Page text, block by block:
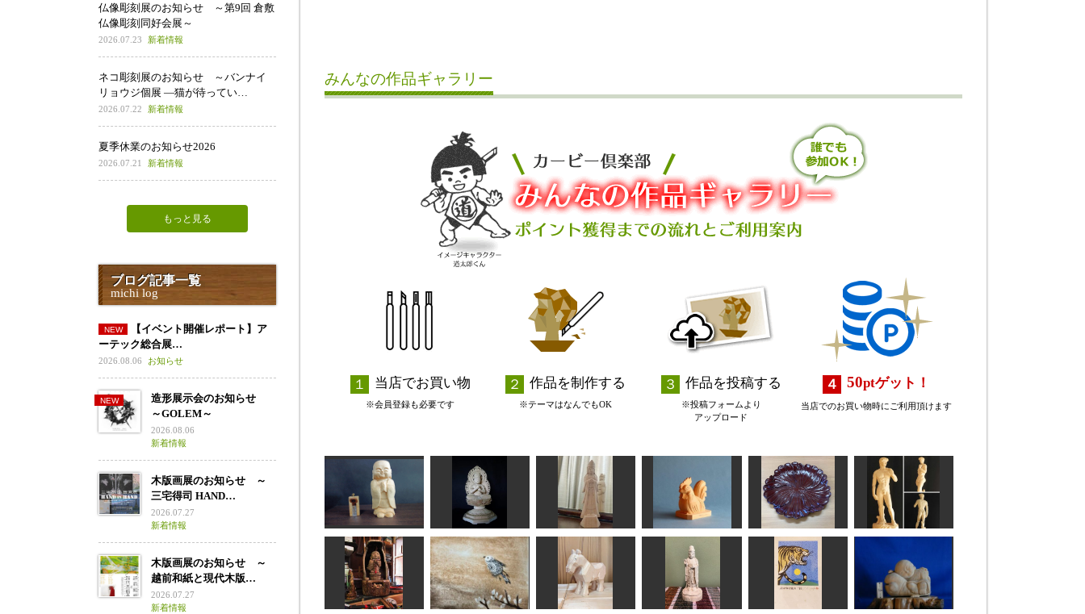
みんなの作品ギャラリー
当店でお買い物
※会員登録も必要です
作品を制作する
※テーマはなんでもOK
作品を投稿する
※投稿フォームより
アップロード
50ptゲット！
当店でのお買い物時にご利用頂けます
お地蔵さま
HANA
大日如来
まあちゃん
救世観音
はごろも
酉
合之内 麻呂
鎌倉彫 菊の皿
ぞの
ダヴィデ像
工房藤棚
仏像彫刻展のお知らせ ～第9回 倉敷
仏像彫刻同好会展～
2026.07.23 新着情報
ネコ彫刻展のお知らせ ～バンナイ
リョウジ個展 ―猫が待ってい…
2026.07.22 新着情報
夏季休業のお知らせ2026
2026.07.21 新着情報
もっと見る
ブログ記事一覧
michi log
【イベント開催レポート】ア
ーテック総合展…
2026.08.06 お知らせ
造形展示会のお知らせ
～GOLEM～
2026.08.06
新着情報
木版画展のお知らせ ～
三宅得司 HAND…
2026.07.27
新着情報
木版画展のお知らせ ～
越前和紙と現代木版…
2026.07.27
新着情報